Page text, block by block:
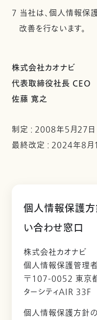
7 当社は、個人情報保
改善を行ないます。
株式会社カオナビ
代表取締役社長 CEO
佐藤 寛之
制定 : 2008年5月27日
最終改定 : 2024年8月
個人情報保護
い合わせ窓口
株式会社カオナビ
個人情報保護管理
〒107-0052 東京
ターシティAIR 33F
個人情報保護方針